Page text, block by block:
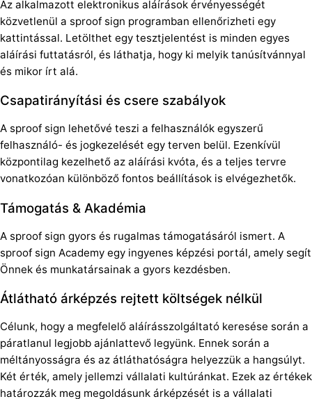
Az alkalmazott elektronikus aláírások érvényességét
közvetlenül a sproof sign programban ellenőrizheti egy
kattintással. Letölthet egy tesztjelentést is minden egyes
aláírási futtatásról, és láthatja, hogy ki melyik tanúsítvánnyal
és mikor írt alá.
Csapatirányítási és csere szabályok
A sproof sign lehetővé teszi a felhasználók egyszerű
felhasználó- és jogkezelését egy terven belül. Ezenkívül
központilag kezelhető az aláírási kvóta, és a teljes tervre
vonatkozóan különböző fontos beállítások is elvégezhetők.
Támogatás & Akadémia
A sproof sign gyors és rugalmas támogatásáról ismert. A
sproof sign Academy egy ingyenes képzési portál, amely segít
Önnek és munkatársainak a gyors kezdésben.
Átlátható árképzés rejtett költségek nélkül
Célunk, hogy a megfelelő aláírásszolgáltató keresése során a
páratlanul legjobb ajánlattevő legyünk. Ennek során a
méltányosságra és az átláthatóságra helyezzük a hangsúlyt.
Két érték, amely jellemzi vállalati kultúránkat. Ezek az értékek
határozzák meg megoldásunk árképzését is a vállalati